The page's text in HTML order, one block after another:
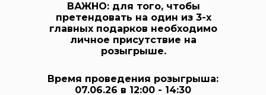
Время проведения розыгрыша:
07.06.26 в 12:00 - 14:30
ВАЖНО: для того, чтобы
претендовать на один из 3-х
главных подарков необходимо
личное присутствие на
розыгрыше.